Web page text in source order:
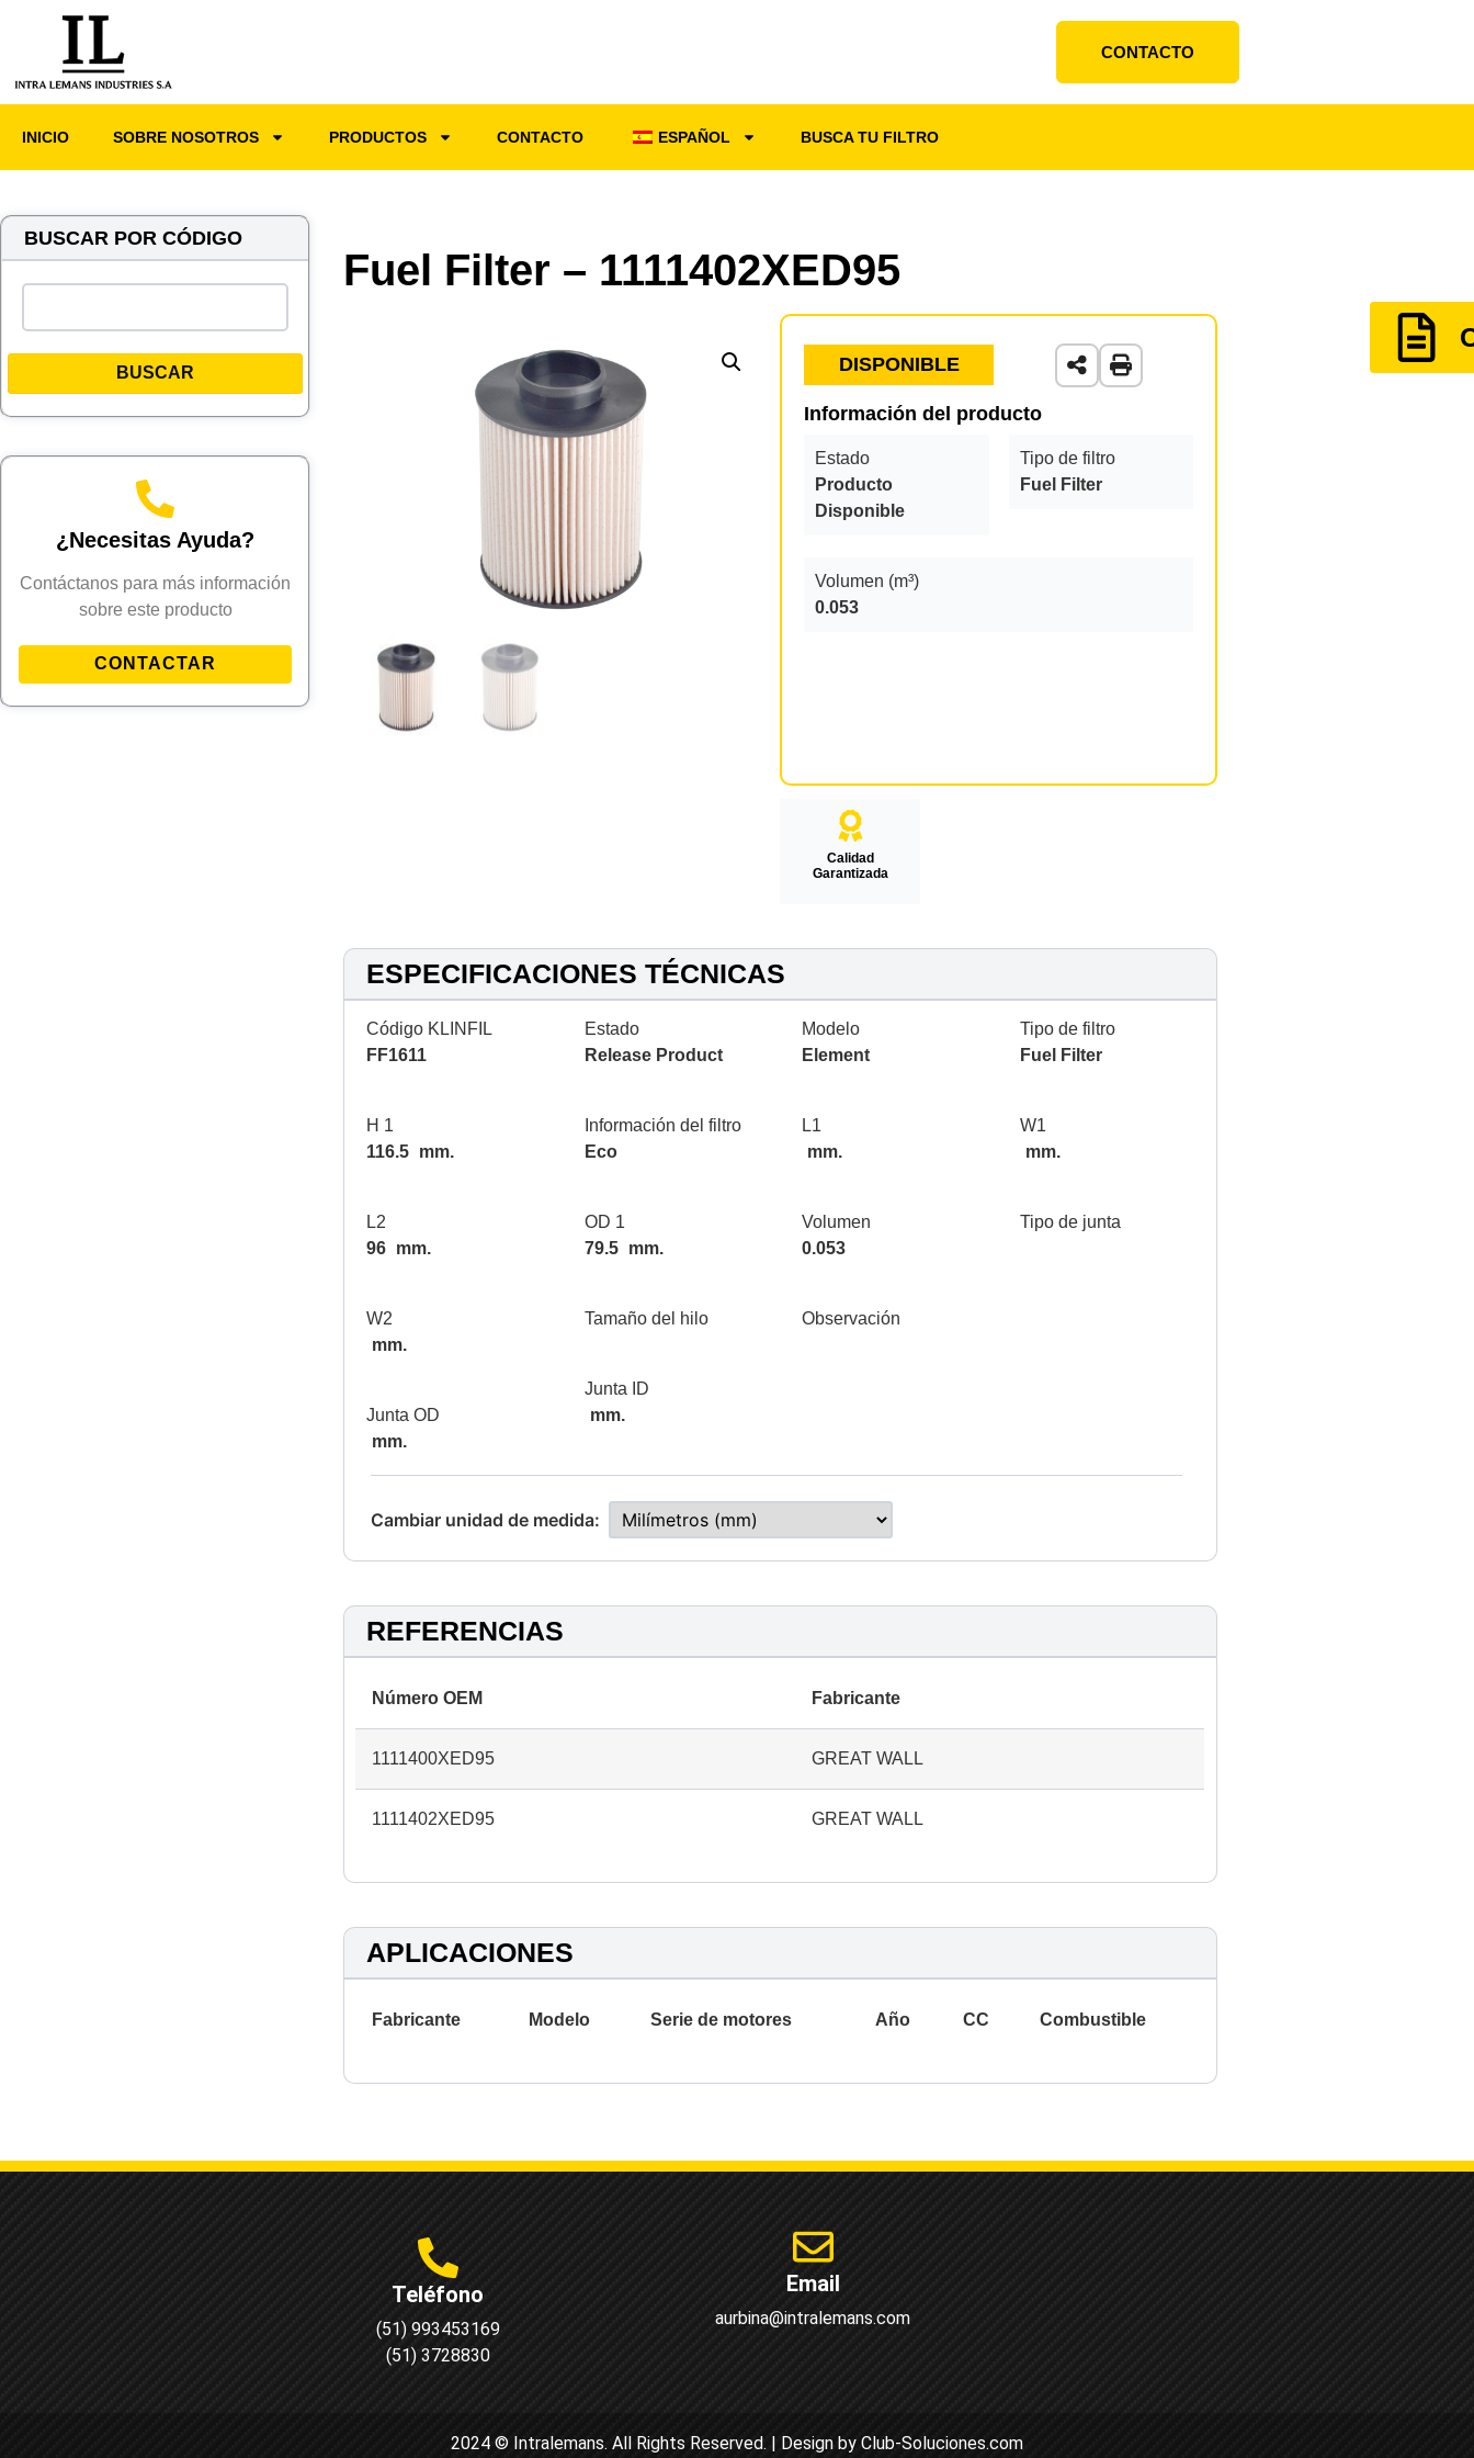
CONTACTO
INICIO SOBRE NOSOTROS PRODUCTOS CONTACTO ESPAÑOL BUSCA TU FILTRO
BUSCAR POR CÓDIGO
BUSCAR
¿Necesitas Ayuda?
Contáctanos para más información
sobre este producto
CONTACTAR
Fuel Filter – 1111402XED95
DISPONIBLE
Información del producto
Estado
Producto
Disponible
Tipo de filtro
Fuel Filter
Volumen (m³)
0.053
Calidad
Garantizada
ESPECIFICACIONES TÉCNICAS
Código KLINFIL
FF1611
H 1
116.5 mm.
L2
96 mm.
W2
mm.
Junta OD
mm.
Estado
Release Product
Información del filtro
Eco
OD 1
79.5
mm.
Tamaño del hilo
Junta ID
mm.
Modelo
Element
L1
mm.
Volumen
0.053
Observación
Tipo de filtro
Fuel Filter
W1
mm.
Tipo de junta
Cambiar unidad de medida:
REFERENCIAS
Número OEM Fabricante
1111400XED95 GREAT WALL
1111402XED95 GREAT WALL
APLICACIONES
Fabricante Modelo Serie de motores Año CC Combustible
Teléfono
(51) 993453169
(51) 3728830
Email
aurbina@intralemans.com
2024 © Intralemans. All Rights Reserved. | Design by Club-Soluciones.com